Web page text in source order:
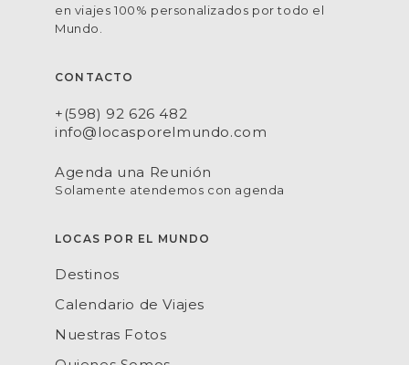
en viajes 100% personalizados por todo el
Mundo.
CONTACTO
+(598) 92 626 482
info@locasporelmundo.com
Agenda una Reunión
Solamente atendemos con agenda
LOCAS POR EL MUNDO
Destinos
Calendario de Viajes
Nuestras Fotos